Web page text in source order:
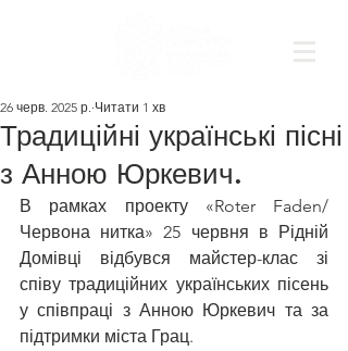
Традиційні українські пісні
з Анною Юркевич.
26 черв. 2025 р. Читати 1 хв
В рамках проекту «Roter Faden/
Червона нитка» 25 червня в Рідній
Домівці відбувся майстер-клас зі
співу традиційних українських пісень
у співпраці з Анною Юркевич та за
підтримки міста Грац.